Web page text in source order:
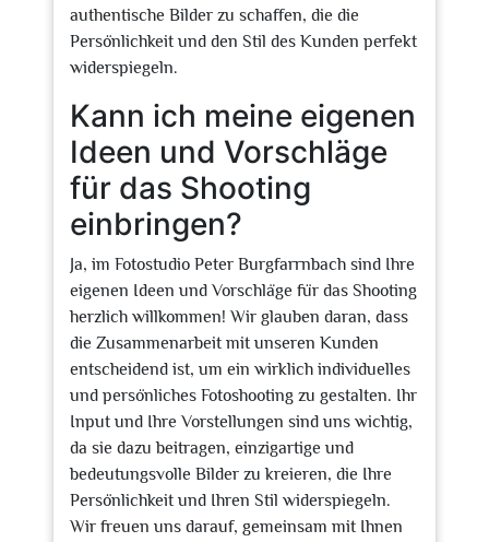
authentische Bilder zu schaffen, die die
Persönlichkeit und den Stil des Kunden perfekt
widerspiegeln.
Kann ich meine eigenen
Ideen und Vorschläge
für das Shooting
einbringen?
Ja, im Fotostudio Peter Burgfarrnbach sind Ihre
eigenen Ideen und Vorschläge für das Shooting
herzlich willkommen! Wir glauben daran, dass
die Zusammenarbeit mit unseren Kunden
entscheidend ist, um ein wirklich individuelles
und persönliches Fotoshooting zu gestalten. Ihr
Input und Ihre Vorstellungen sind uns wichtig,
da sie dazu beitragen, einzigartige und
bedeutungsvolle Bilder zu kreieren, die Ihre
Persönlichkeit und Ihren Stil widerspiegeln.
Wir freuen uns darauf, gemeinsam mit Ihnen